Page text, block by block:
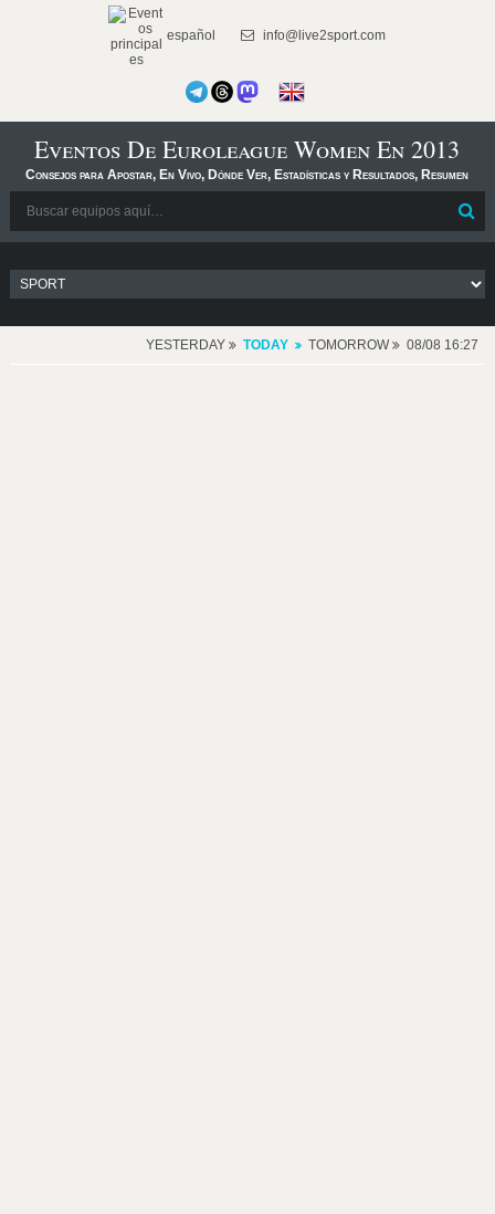
español info@live2sport.com
Eventos De Euroleague Women En 2013
Consejos para Apostar, En Vivo, Dónde Ver, Estadísticas y Resultados, Resumen
YESTERDAY TODAY TOMORROW 08/08 16:27